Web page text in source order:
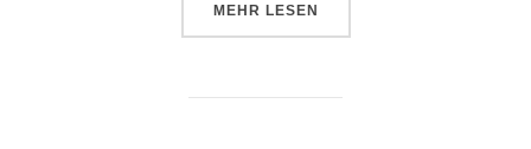
MEHR ÜBER „PRIHO BEI DER
LESEN